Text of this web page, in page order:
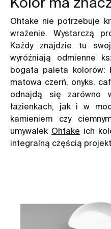
Ohtake nie potrzebuje
wrażenie. Wystarczą
Każdy znajdzie tu
wyróżniają odmienne
bogata paleta kolorów:
matowa czerń, onyks,
odnajdą się zarówno
łazienkach, jak i w
kamieniem czy
umywalek Ohtake ich
integralną częścią